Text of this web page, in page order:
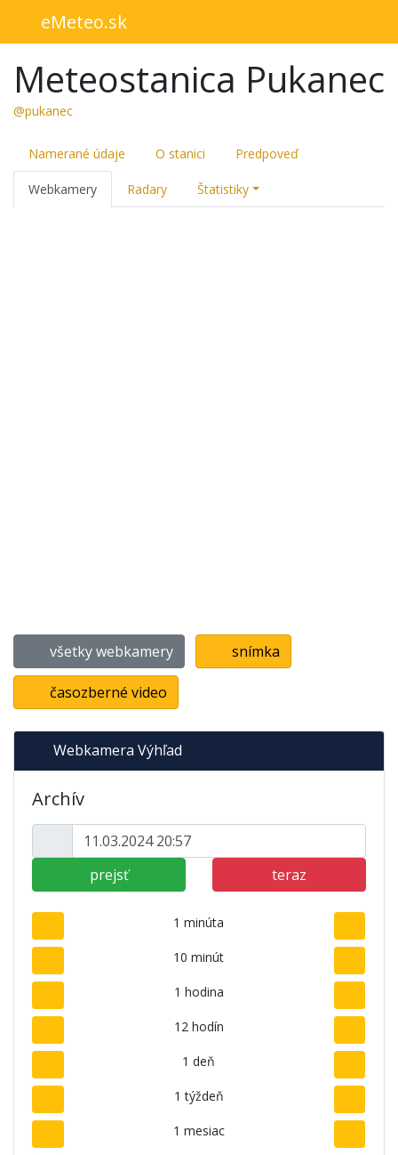
eMeteo.sk
Meteostanica Pukanec
@pukanec
Namerané údaje O stanici Predpoveď
Webkamery Radary Štatistiky
všetky webkamery snímka
časozberné video
Webkamera Výhľad
Archív
prejsť teraz
1 minúta
10 minút
1 hodina
12 hodín
1 deň
1 týždeň
1 mesiac